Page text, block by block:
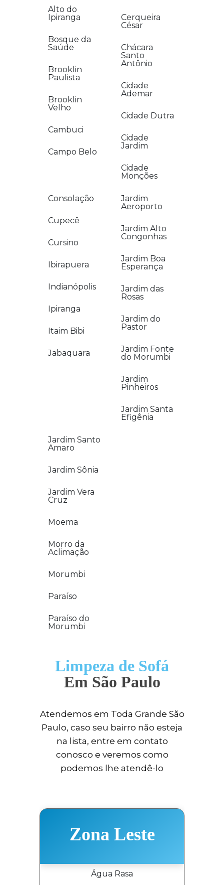
Alto do
Ipiranga
Bosque da
Saúde
Brooklin
Paulista
Brooklin
Velho
Cambuci
Campo Belo
Cerqueira
César
Chácara
Santo
Antônio
Cidade
Ademar
Cidade Dutra
Cidade
Jardim
Cidade
Monções
Consolação
Cupecê
Cursino
Ibirapuera
Indianópolis
Ipiranga
Itaim Bibi
Jabaquara
Jardim
Aeroporto
Jardim Alto
Congonhas
Jardim Boa
Esperança
Jardim das
Rosas
Jardim do
Pastor
Jardim Fonte
do Morumbi
Jardim
Pinheiros
Jardim Santa
Efigênia
Jardim Santo
Amaro
Jardim Sônia
Jardim Vera
Cruz
Moema
Morro da
Aclimação
Morumbi
Paraíso
Paraíso do
Morumbi
Limpeza de Sofá
Em São Paulo
Atendemos em Toda Grande São
Paulo, caso seu bairro não esteja
na lista, entre em contato
conosco e veremos como
podemos lhe atendê-lo
Zona Leste
Água Rasa